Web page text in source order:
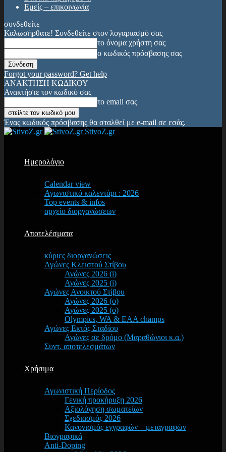
Εμείς – επικοινωνία
συνδεθείτε
Καλωσήρθατε! Συνδεθείτε στον λογαριασμό σας
το όνομα χρήστη σας
ο κωδικός πρόσβασης σας
Forgot your password? Get help
ΑΝΑΚΤΗΣΗ ΚΩΔΙΚΟΥ
Ανακτήστε τον κωδικό σας
το email σας
Ένας κωδικός πρόσβασης θα σταλθεί με e-mail σε εσάς.
StivoZ.gr
Ημερολόγιο
Calendar view
Αγωνιστικό καλεντάρι : 2026
Top events & infos
αρχείο διοργανώσεων
Αποτελέσματα
κύριες διοργανώσεις
Αγώνες Κλειστού Στίβου
Αγώνες 2026 (i)
Αγώνες 2025 (i)
Αγώνες Ανοικτού Στίβου
Αγώνες 2026 (o)
Αγώνες 2025 (o)
Olympics, WA & EAA champs
Αγώνες Εκτός Σταδίου
Αγώνες σε δρόμο (Μαραθώνιοι κ.α.)
Συντ. αποτελεσμάτων
Χρήσιμα
Αγωνιστική Περίοδος
Γενική προκήρυξη 2026
Αξιολόγηση σωματείων
Σχεδιασμός 2026
Κανονισμός εγγραφών – μεταγραφών
Βιογραφικά
Anti-Doping